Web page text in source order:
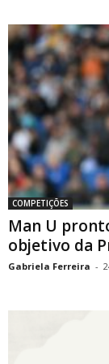
COMPETIÇÕES
Man U
objetivo da
Gabriela Ferreira -